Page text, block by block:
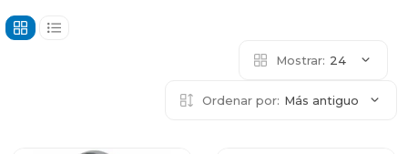
Mostrar: 24
Ordenar por: Más antiguo